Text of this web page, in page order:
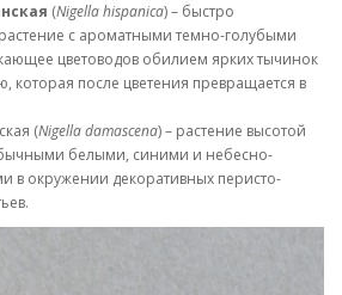
(Nigella hispanica) – быстро
с ароматными темно-голубыми
цветоводов обилием ярких тычинок
которая после цветения превращается в
(Nigella damascena) – растение высотой
белыми, синими и небесно-
в окружении декоративных перисто-